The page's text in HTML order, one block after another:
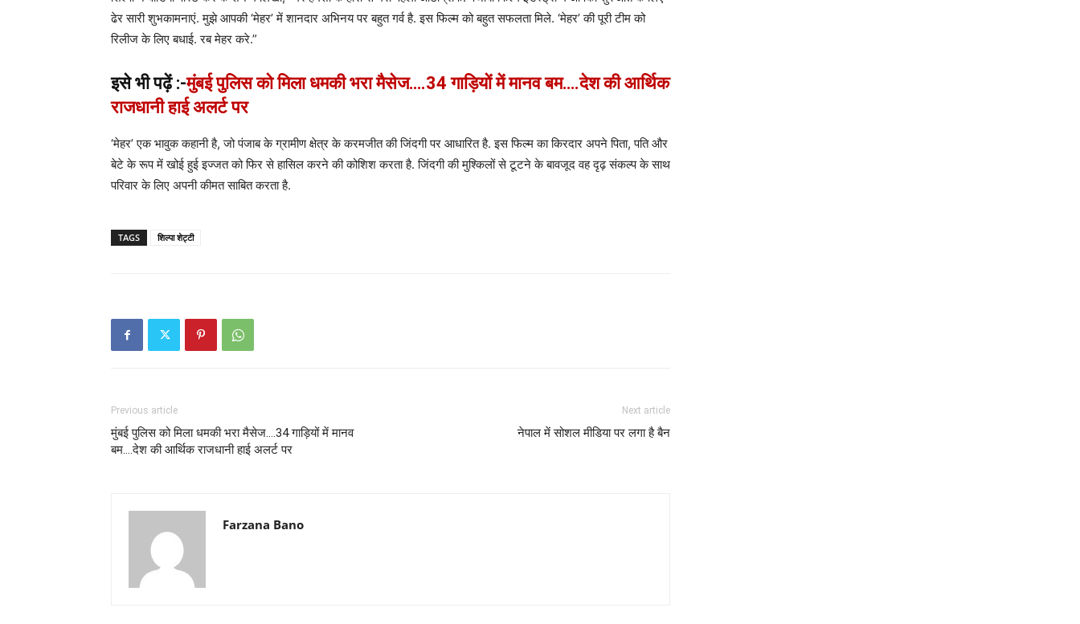
ढेर सारी शुभकामनाएं. मुझे आपकी ‘मेहर’ में शानदार अभिनय पर बहुत गर्व है. इस फिल्म को बहुत सफलता मिले. ‘मेहर’ की पूरी टीम को
रिलीज के लिए बधाई. रब मेहर करे.”
इसे भी पढ़ें :-मुंबई पुलिस को मिला धमकी भरा मैसेज….34 गाड़ियों में मानव बम….देश की आर्थिक
राजधानी हाई अलर्ट पर
‘मेहर’ एक भावुक कहानी है, जो पंजाब के ग्रामीण क्षेत्र के करमजीत की जिंदगी पर आधारित है. इस फिल्म का किरदार अपने पिता, पति और
बेटे के रूप में खोई हुई इज्जत को फिर से हासिल करने की कोशिश करता है. जिंदगी की मुश्किलों से टूटने के बावजूद वह दृढ़ संकल्प के साथ
परिवार के लिए अपनी कीमत साबित करता है.
TAGS शिल्पा शेट्टी
Previous article
मुंबई पुलिस को मिला धमकी भरा मैसेज….34 गाड़ियों में मानव
बम….देश की आर्थिक राजधानी हाई अलर्ट पर
Next article
नेपाल में सोशल मीडिया पर लगा है बैन
Farzana Bano